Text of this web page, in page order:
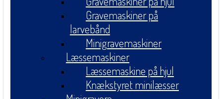
Gravemaskiner på
larvebånd
Minigravemaskiner
Læssemaskiner
Læssemaskine på hjul
Knækstyret minilæsser